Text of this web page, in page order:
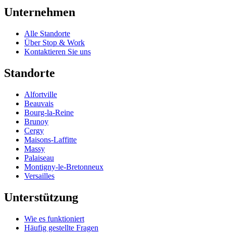
Unternehmen
Alle Standorte
Über Stop & Work
Kontaktieren Sie uns
Standorte
Alfortville
Beauvais
Bourg-la-Reine
Brunoy
Cergy
Maisons-Laffitte
Massy
Palaiseau
Montigny-le-Bretonneux
Versailles
Unterstützung
Wie es funktioniert
Häufig gestellte Fragen